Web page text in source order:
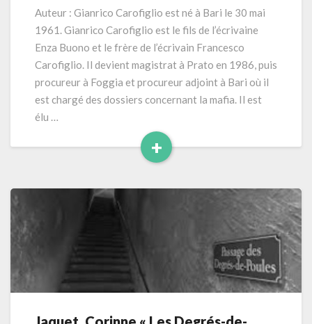
Raisons
doute
»
(2010)
264
pages
Auteur : Gianrico Carofiglio est né à Bari le 30 mai
1961. Gianrico Carofiglio est le fils de l’écrivaine
Enza Buono et le frère de l’écrivain Francesco
Carofiglio. Il devient magistrat à Prato en 1986, puis
procureur à Foggia et procureur adjoint à Bari où il
est chargé des dossiers concernant la mafia. Il est
élu …
+
Read
Jaquet,